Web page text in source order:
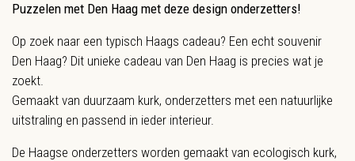
Puzzelen met Den Haag met deze design onderzetters!
Op zoek naar een typisch Haags cadeau? Een echt souvenir
Den Haag? Dit unieke cadeau van Den Haag is precies wat je
zoekt.
Gemaakt van duurzaam kurk, onderzetters met een natuurlijke
uitstraling en passend in ieder interieur.
De Haagse onderzetters worden gemaakt van ecologisch kurk,